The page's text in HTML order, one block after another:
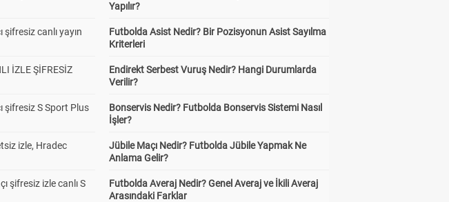
canlı yayın
İZLE ŞİFRESİZ
şifresiz S Sport Plus
izle, Hradec
şifresiz izle canlı S
Yapılır?
Futbolda Asist Nedir? Bir Pozisyonun Asist Sayılma
Kriterleri
Endirekt Serbest Vuruş Nedir? Hangi Durumlarda
Verilir?
Bonservis Nedir? Futbolda Bonservis Sistemi Nasıl
İşler?
Jübile Maçı Nedir? Futbolda Jübile Yapmak Ne
Anlama Gelir?
Futbolda Averaj Nedir? Genel Averaj ve İkili Averaj
Arasındaki Farklar